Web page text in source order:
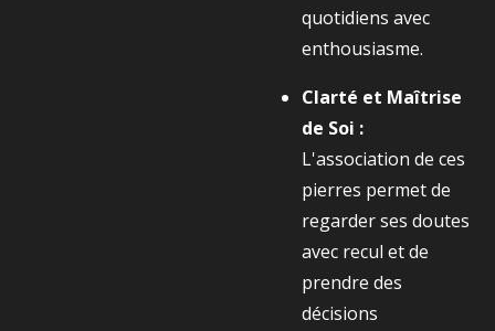
quotidiens avec
enthousiasme.
Clarté et Maîtrise
de Soi :
L'association de ces
pierres permet de
regarder ses doutes
avec recul et de
prendre des
décisions